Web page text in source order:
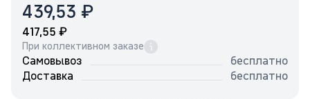
439,53 ₽
417,55 ₽
При коллективном заказе
Самовывоз
бесплатно
Доставка
бесплатно